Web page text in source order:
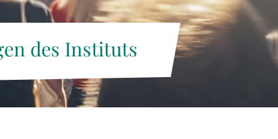
des Instituts